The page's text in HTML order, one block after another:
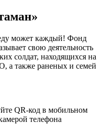
может каждый! Фонд
свою деятельность
солдат, находящихся на
а также раненых и семей
QR-код в мобильном
телефона